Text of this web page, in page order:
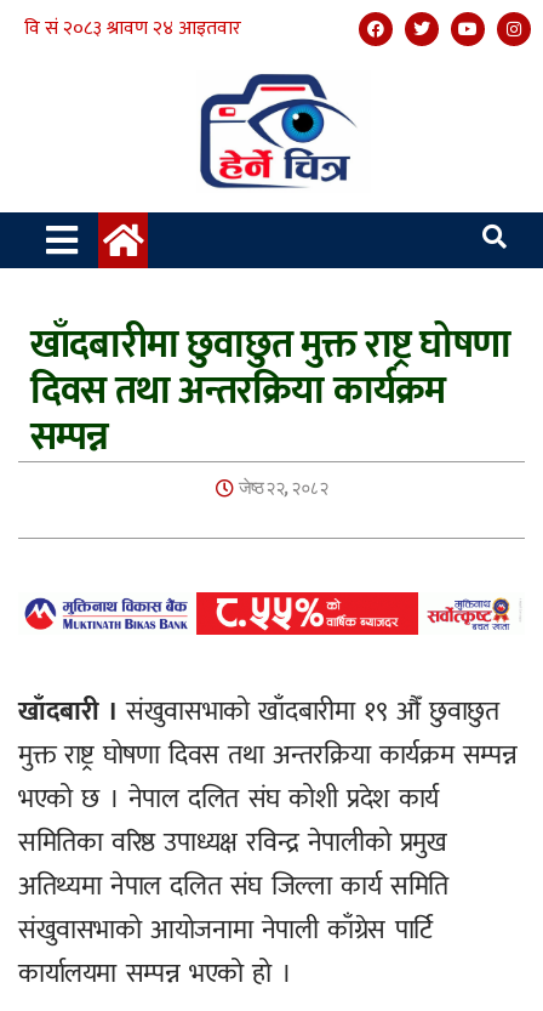
खाँदबारीमा छुवाछुत मुक्त राष्ट्र घोषणा
दिवस तथा अन्तरक्रिया कार्यक्रम
सम्पन्न
जेष्ठ २२, २०८२
खाँदबारी । संखुवासभाको खाँदबारीमा १९ औँ छुवाछुत
मुक्त राष्ट्र घोषणा दिवस तथा अन्तरक्रिया कार्यक्रम सम्पन्न
भएको छ । नेपाल दलित संघ कोशी प्रदेश कार्य
समितिका वरिष्ठ उपाध्यक्ष रविन्द्र नेपालीको प्रमुख
अतिथ्यमा नेपाल दलित संघ जिल्ला कार्य समिति
संखुवासभाको आयोजनामा नेपाली काँग्रेस पार्टि
कार्यालयमा सम्पन्न भएको हो ।